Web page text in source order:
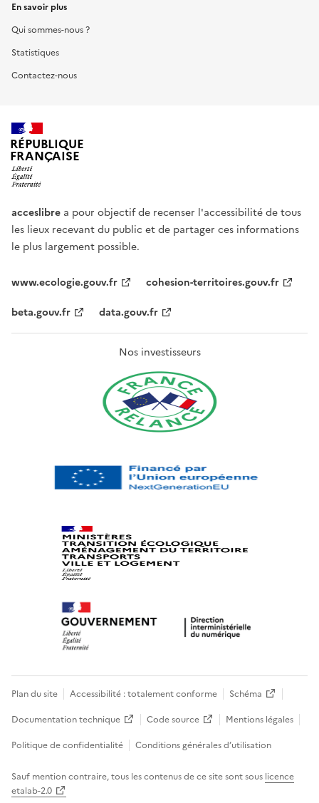
En savoir plus
Qui sommes-nous ?
Statistiques
Contactez-nous
RÉPUBLIQUE
FRANÇAISE
acceslibre a pour objectif de recenser l'accessibilité de tous
les lieux recevant du public et de partager ces informations
le plus largement possible.
www.ecologie.gouv.fr
cohesion-territoires.gouv.fr
beta.gouv.fr
data.gouv.fr
Nos investisseurs
Plan du site Accessibilité : totalement conforme
Schéma
Documentation technique
Code source
Mentions légales
Politique de confidentialité
Conditions générales d’utilisation
Sauf mention contraire, tous les contenus de ce site sont sous licence
etalab-2.0